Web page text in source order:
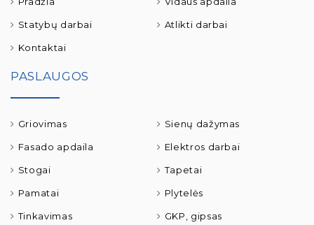
Statybų darbai Atlikti darbai
Kontaktai
PASLAUGOS
Griovimas Sienų dažymas
Fasado apdaila Elektros darbai
Stogai Tapetai
Pamatai Plytelės
Tinkavimas GKP, gipsas